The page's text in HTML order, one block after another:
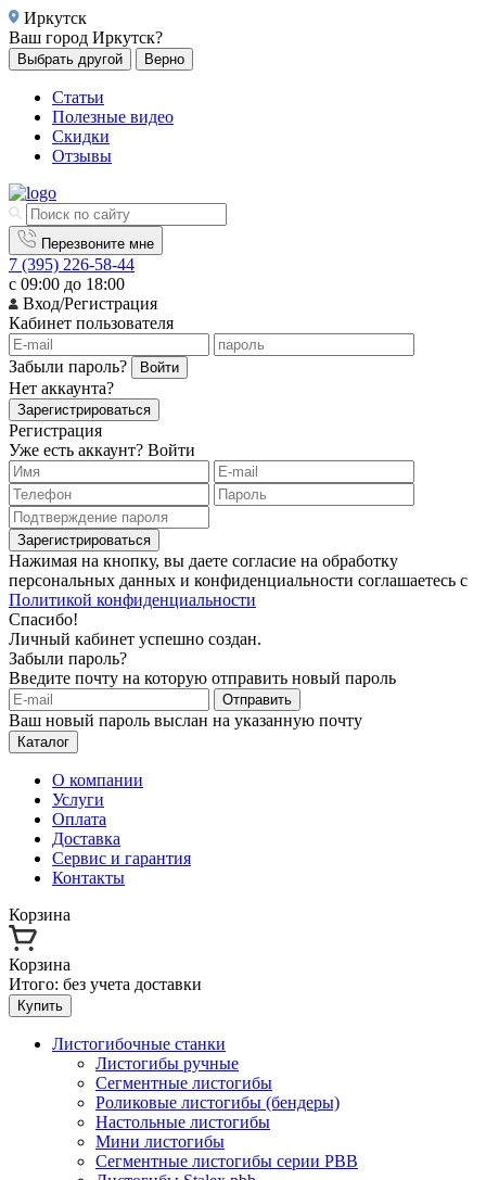
Иркутск
Ваш город Иркутск?
Выбрать другой Верно
Статьи
Полезные видео
Скидки
Отзывы
Перезвоните мне
7 (395) 226-58-44
с 09:00 до 18:00
Вход/Регистрация
Кабинет пользователя
Забыли пароль? Войти
Нет аккаунта?
Зарегистрироваться
Регистрация
Уже есть аккаунт? Войти
Зарегистрироваться
Нажимая на кнопку, вы даете согласие на обработку
персональных данных и конфиденциальности соглашаетесь с
Политикой конфиденциальности
Спасибо!
Личный кабинет успешно создан.
Забыли пароль?
Введите почту на которую отправить новый пароль
Отправить
Ваш новый пароль выслан на указанную почту
Каталог
О компании
Услуги
Оплата
Доставка
Сервис и гарантия
Контакты
Корзина
Корзина
Итого: без учета доставки
Купить
Листогибочные станки
Листогибы ручные
Сегментные листогибы
Роликовые листогибы (бендеры)
Настольные листогибы
Мини листогибы
Сегментные листогибы серии PBB